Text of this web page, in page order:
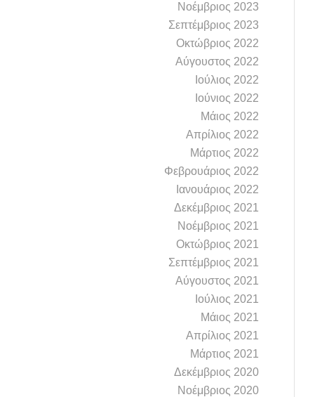
Νοέμβριος 2023
Σεπτέμβριος 2023
Οκτώβριος 2022
Αύγουστος 2022
Ιούλιος 2022
Ιούνιος 2022
Μάιος 2022
Απρίλιος 2022
Μάρτιος 2022
Φεβρουάριος 2022
Ιανουάριος 2022
Δεκέμβριος 2021
Νοέμβριος 2021
Οκτώβριος 2021
Σεπτέμβριος 2021
Αύγουστος 2021
Ιούλιος 2021
Μάιος 2021
Απρίλιος 2021
Μάρτιος 2021
Δεκέμβριος 2020
Νοέμβριος 2020